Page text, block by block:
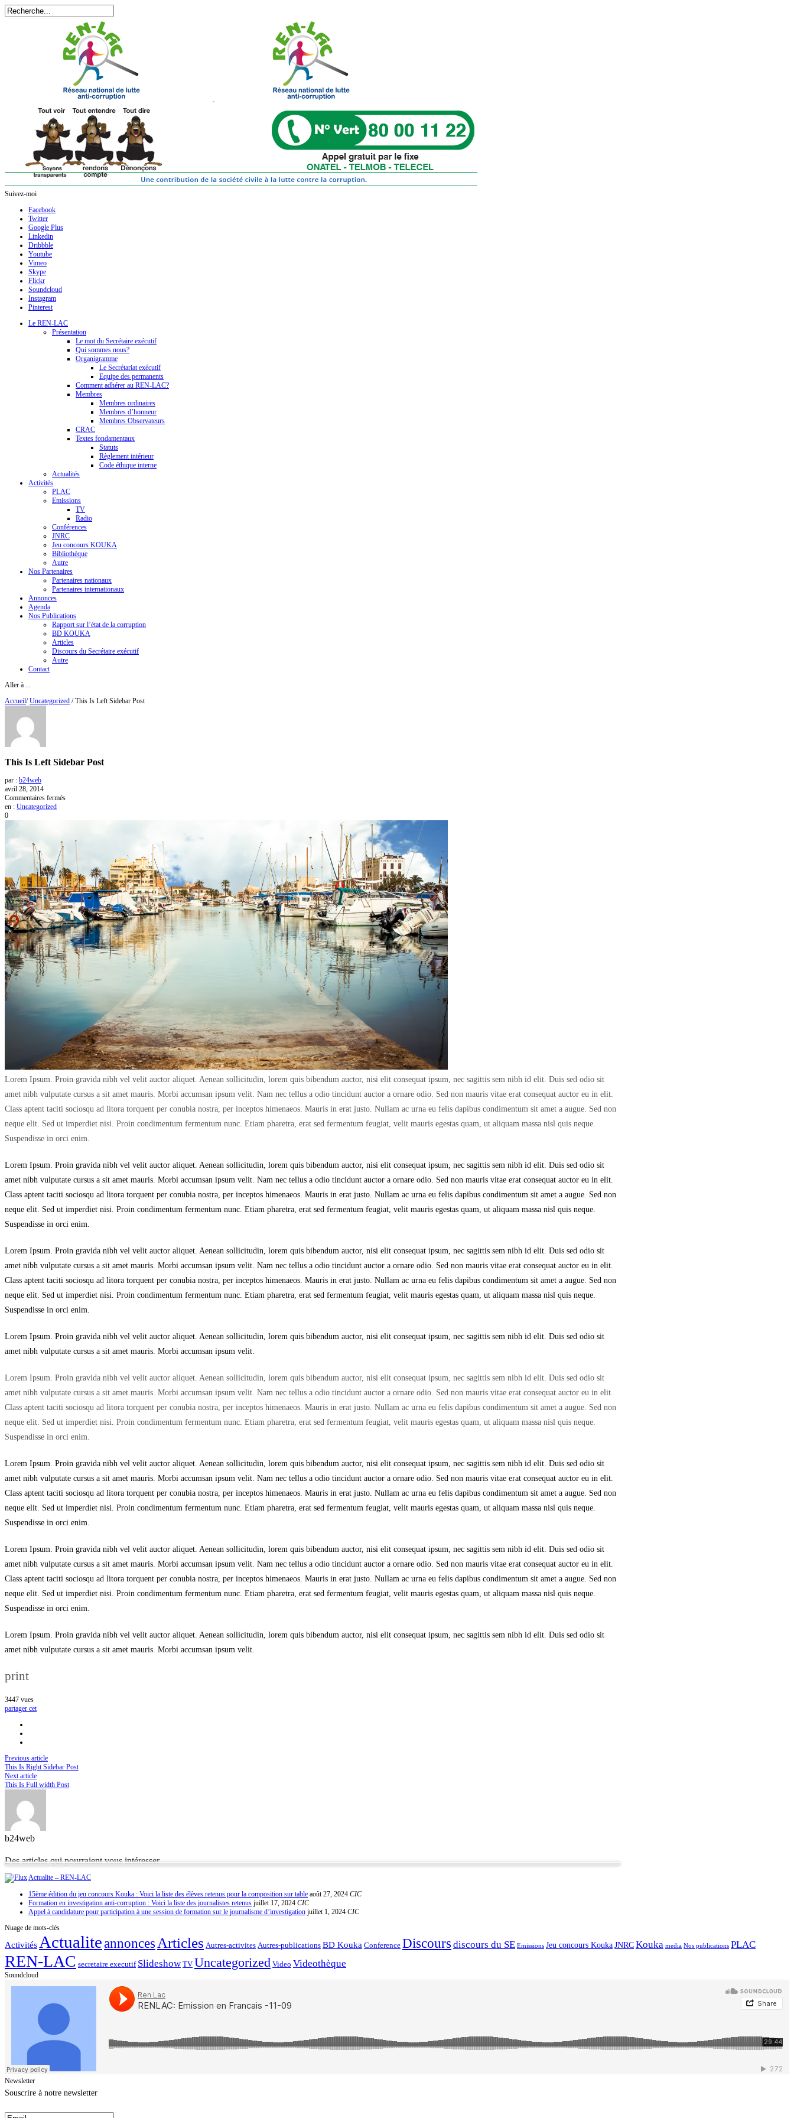
Suivez-moi
Facebook
Twitter
Google Plus
Linkedin
Dribbble
Youtube
Vimeo
Skype
Flickr
Soundcloud
Instagram
Pinterest
Le REN-LAC
Présentation
Le mot du Secrétaire exécutif
Qui sommes nous?
Organigramme
Le Secrétariat exécutif
Equipe des permanents
Comment adhérer au REN-LAC?
Membres
Membres ordinaires
Membres d’honneur
Membres Observateurs
CRAC
Textes fondamentaux
Statuts
Règlement intérieur
Code éthique interne
Actualités
Activités
PLAC
Emissions
TV
Radio
Conférences
JNRC
Jeu concours KOUKA
Bibliothèque
Autre
Nos Partenaires
Partenaires nationaux
Partenaires internationaux
Annonces
Agenda
Nos Publications
Rapport sur l’état de la corruption
BD KOUKA
Articles
Discours du Secrétaire exécutif
Autre
Contact
Aller à ...
Accueil/ Uncategorized / This Is Left Sidebar Post
This Is Left Sidebar Post
par : b24web
avril 28, 2014
Commentaires fermés
Post
en : Uncategorized
0
Lorem Ipsum. Proin gravida nibh vel velit auctor aliquet. Aenean sollicitudin, lorem quis bibendum auctor, nisi elit consequat ipsum, nec sagittis sem nibh id elit. Duis sed odio sit
amet nibh vulputate cursus a sit amet mauris. Morbi accumsan ipsum velit. Nam nec tellus a odio tincidunt auctor a ornare odio. Sed non mauris vitae erat consequat auctor eu in elit.
Class aptent taciti sociosqu ad litora torquent per conubia nostra, per inceptos himenaeos. Mauris in erat justo. Nullam ac urna eu felis dapibus condimentum sit amet a augue. Sed non
neque elit. Sed ut imperdiet nisi. Proin condimentum fermentum nunc. Etiam pharetra, erat sed fermentum feugiat, velit mauris egestas quam, ut aliquam massa nisl quis neque.
Suspendisse in orci enim.
Lorem Ipsum. Proin gravida nibh vel velit auctor aliquet. Aenean sollicitudin, lorem quis bibendum auctor, nisi elit consequat ipsum, nec sagittis sem nibh id elit. Duis sed odio sit
amet nibh vulputate cursus a sit amet mauris. Morbi accumsan ipsum velit. Nam nec tellus a odio tincidunt auctor a ornare odio. Sed non mauris vitae erat consequat auctor eu in elit.
Class aptent taciti sociosqu ad litora torquent per conubia nostra, per inceptos himenaeos. Mauris in erat justo. Nullam ac urna eu felis dapibus condimentum sit amet a augue. Sed non
neque elit. Sed ut imperdiet nisi. Proin condimentum fermentum nunc. Etiam pharetra, erat sed fermentum feugiat, velit mauris egestas quam, ut aliquam massa nisl quis neque.
Suspendisse in orci enim.
Lorem Ipsum. Proin gravida nibh vel velit auctor aliquet. Aenean sollicitudin, lorem quis bibendum auctor, nisi elit consequat ipsum, nec sagittis sem nibh id elit. Duis sed odio sit
amet nibh vulputate cursus a sit amet mauris. Morbi accumsan ipsum velit. Nam nec tellus a odio tincidunt auctor a ornare odio. Sed non mauris vitae erat consequat auctor eu in elit.
Class aptent taciti sociosqu ad litora torquent per conubia nostra, per inceptos himenaeos. Mauris in erat justo. Nullam ac urna eu felis dapibus condimentum sit amet a augue. Sed non
neque elit. Sed ut imperdiet nisi. Proin condimentum fermentum nunc. Etiam pharetra, erat sed fermentum feugiat, velit mauris egestas quam, ut aliquam massa nisl quis neque.
Suspendisse in orci enim.
Lorem Ipsum. Proin gravida nibh vel velit auctor aliquet. Aenean sollicitudin, lorem quis bibendum auctor, nisi elit consequat ipsum, nec sagittis sem nibh id elit. Duis sed odio sit
amet nibh vulputate cursus a sit amet mauris. Morbi accumsan ipsum velit.
Lorem Ipsum. Proin gravida nibh vel velit auctor aliquet. Aenean sollicitudin, lorem quis bibendum auctor, nisi elit consequat ipsum, nec sagittis sem nibh id elit. Duis sed odio sit
amet nibh vulputate cursus a sit amet mauris. Morbi accumsan ipsum velit. Nam nec tellus a odio tincidunt auctor a ornare odio. Sed non mauris vitae erat consequat auctor eu in elit.
Class aptent taciti sociosqu ad litora torquent per conubia nostra, per inceptos himenaeos. Mauris in erat justo. Nullam ac urna eu felis dapibus condimentum sit amet a augue. Sed non
neque elit. Sed ut imperdiet nisi. Proin condimentum fermentum nunc. Etiam pharetra, erat sed fermentum feugiat, velit mauris egestas quam, ut aliquam massa nisl quis neque.
Suspendisse in orci enim.
Lorem Ipsum. Proin gravida nibh vel velit auctor aliquet. Aenean sollicitudin, lorem quis bibendum auctor, nisi elit consequat ipsum, nec sagittis sem nibh id elit. Duis sed odio sit
amet nibh vulputate cursus a sit amet mauris. Morbi accumsan ipsum velit. Nam nec tellus a odio tincidunt auctor a ornare odio. Sed non mauris vitae erat consequat auctor eu in elit.
Class aptent taciti sociosqu ad litora torquent per conubia nostra, per inceptos himenaeos. Mauris in erat justo. Nullam ac urna eu felis dapibus condimentum sit amet a augue. Sed non
neque elit. Sed ut imperdiet nisi. Proin condimentum fermentum nunc. Etiam pharetra, erat sed fermentum feugiat, velit mauris egestas quam, ut aliquam massa nisl quis neque.
Suspendisse in orci enim.
Lorem Ipsum. Proin gravida nibh vel velit auctor aliquet. Aenean sollicitudin, lorem quis bibendum auctor, nisi elit consequat ipsum, nec sagittis sem nibh id elit. Duis sed odio sit
amet nibh vulputate cursus a sit amet mauris. Morbi accumsan ipsum velit. Nam nec tellus a odio tincidunt auctor a ornare odio. Sed non mauris vitae erat consequat auctor eu in elit.
Class aptent taciti sociosqu ad litora torquent per conubia nostra, per inceptos himenaeos. Mauris in erat justo. Nullam ac urna eu felis dapibus condimentum sit amet a augue. Sed non
neque elit. Sed ut imperdiet nisi. Proin condimentum fermentum nunc. Etiam pharetra, erat sed fermentum feugiat, velit mauris egestas quam, ut aliquam massa nisl quis neque.
Suspendisse in orci enim.
Lorem Ipsum. Proin gravida nibh vel velit auctor aliquet. Aenean sollicitudin, lorem quis bibendum auctor, nisi elit consequat ipsum, nec sagittis sem nibh id elit. Duis sed odio sit
amet nibh vulputate cursus a sit amet mauris. Morbi accumsan ipsum velit.
print
3447 vues
partager cet
Previous article
This Is Right Sidebar Post
Next article
This Is Full width Post
b24web
Des articles qui pourraient vous intéresser
Actualite – REN-LAC
15ème édition du jeu concours Kouka : Voici la liste des élèves retenus pour la composition sur table août 27, 2024 CIC
Formation en investigation anti-corruption : Voici la liste des journalistes retenus juillet 17, 2024 CIC
Appel à candidature pour participation à une session de formation sur le journalisme d’investigation juillet 1, 2024 CIC
Nuage de mots-clés
Activités Actualiteannonces Articles Autres-activites Autres-publications BD Kouka Conference Discours discours du SE Emissions Jeu concours KoukaJNRCKouka media Nos publications PLAC
REN-LAC secretaire executif Slideshow TV Uncategorized Video Videothèque
Soundcloud
Newsletter
Souscrire à notre newsletter